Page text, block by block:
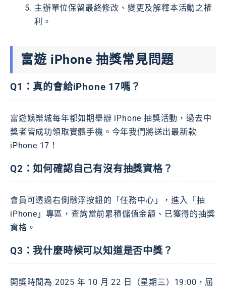
主辦單位保留最終修改、變更及解釋本活動之權
利。
富遊 iPhone 抽獎常見問題
Q1：真的會給iPhone 17嗎？
富遊娛樂城每年都如期舉辦 iPhone 抽獎活動，過去中
獎者皆成功領取實體手機。今年我們將送出最新款
iPhone 17！
Q2：如何確認自己有沒有抽獎資格？
會員可透過右側懸浮按鈕的「任務中心」，進入「抽
iPhone」專區，查詢當前累積儲值金額、已獲得的抽獎
資格。
Q3：我什麼時候可以知道是否中獎？
開獎時間為 2025 年 10 月 22 日（星期三）19:00，屆